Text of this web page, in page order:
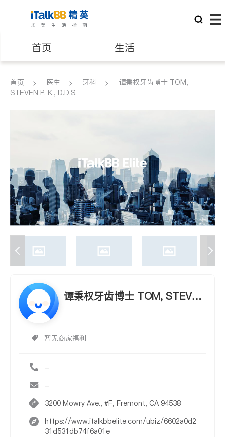
首页 生活
医生 律师
养老 非盈利组织
首页 医生 牙科
谭秉权牙齿博士 TOM,
STEVEN P. K., D.D.S.
谭秉权牙齿博士 TOM, STEVEN
暂无商家福利
-
-
3200 Mowry Ave., #F, Fremont, CA 94538
https://www.italkbbelite.com/ubiz/6602a0d2
31d531db74f6a01e